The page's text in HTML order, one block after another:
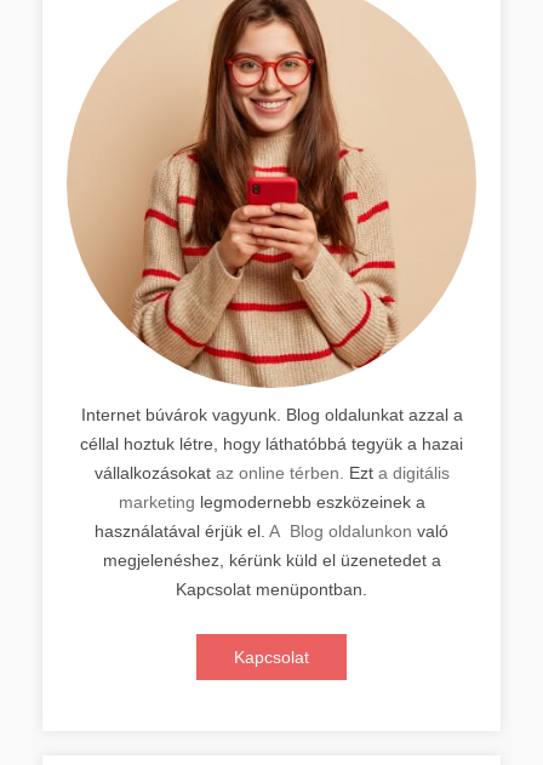
Internet búvárok vagyunk. Blog oldalunkat azzal a
céllal hoztuk létre, hogy láthatóbbá tegyük a hazai
vállalkozásokat az online térben. Ezt a digitális
marketing legmodernebb eszközeinek a
használatával érjük el. A Blog oldalunkon való
megjelenéshez, kérünk küld el üzenetedet a
Kapcsolat menüpontban.
Kapcsolat